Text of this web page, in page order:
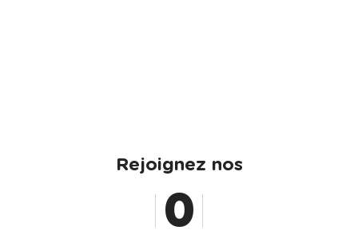
Rejoignez nos
0